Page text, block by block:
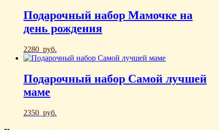
Подарочный набор Мамочке на
день рождения
2280 руб.
Подарочный набор Самой лучшей
маме
2350 руб.